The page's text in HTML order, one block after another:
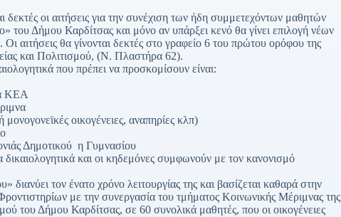
οι αιτήσεις για την συνέχιση των ήδη συμμετεχόντων μαθητών
του Δήμου Καρδίτσας και μόνο αν υπάρξει κενό θα γίνει επιλογή νέων
αιτήσεις θα γίνονται δεκτές στο γραφείο 6 του πρώτου ορόφου της
και Πολιτισμού, (Ν. Πλαστήρα 62).
που πρέπει να προσκομίσουν είναι:
ΚΕΑ
οικογένειες, αναπηρίες κλπ)
Δημοτικού η Γυμνασίου
και οι κηδεμόνες συμφωνούν με τον κανονισμό
τον ένατο χρόνο λειτουργίας της και βασίζεται καθαρά στην
με την συνεργασία του τμήματος Κοινωνικής Μέριμνας της
του Δήμου Καρδίτσας, σε 60 συνολικά μαθητές, που οι οικογένειες